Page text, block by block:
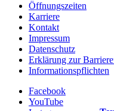
Öffnungszeiten
Karriere
Kontakt
Impressum
Datenschutz
Erklärung zur
Informationspflichten
Facebook
YouTube